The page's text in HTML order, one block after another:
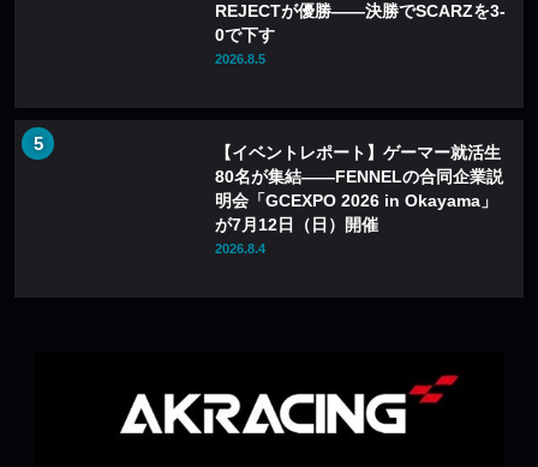
REJECTが優勝——決勝でSCARZを3-
0で下す
2026.8.5
【イベントレポート】ゲーマー就活生
80名が集結——FENNELの合同企業説
明会「GCEXPO 2026 in Okayama」
が7月12日（日）開催
2026.8.4